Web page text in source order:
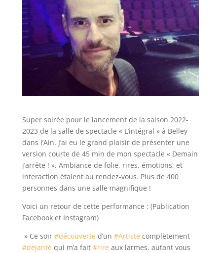
Super soirée pour le lancement de la saison 2022-
2023 de la salle de spectacle « L’intégral » à Belley
dans l’Ain. J’ai eu le grand plaisir de présenter une
version courte de 45 min de mon spectacle « Demain
j’arrête ! ». Ambiance de folie, rires, émotions, et
interaction étaient au rendez-vous. Plus de 400
personnes dans une salle magnifique !
Voici un retour de cette performance : (Publication
Facebook et Instagram)
» Ce soir #découverte d’un #Artiste complètement
#déjanté qui m’a fait #rire aux larmes, autant vous